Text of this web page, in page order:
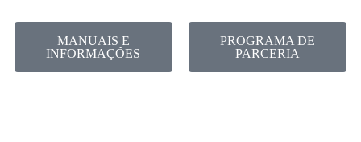
MANUAIS E
INFORMAÇÕES
PROGRAMA DE
PARCERIA